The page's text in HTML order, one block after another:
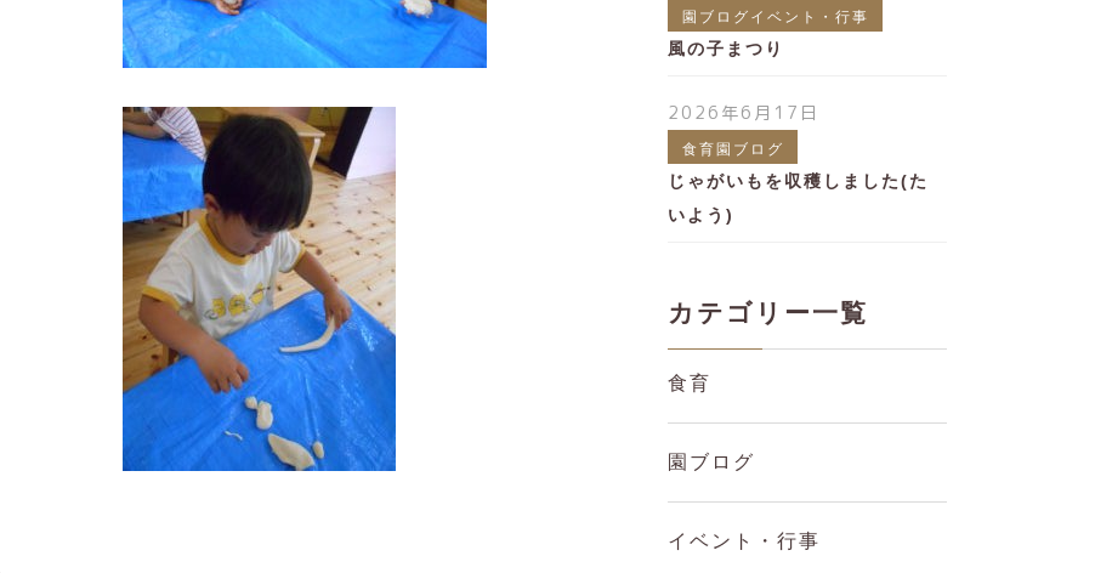
園ブログイベント・行事
風の子まつり
2026年6月17日
食育園ブログ
じゃがいもを収穫しました(た
いよう)
カテゴリー一覧
食育
園ブログ
イベント・行事